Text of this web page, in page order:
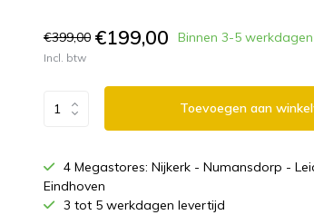
€399,00 €199,00 Binnen 3-5
Incl. btw
Toevoegen aan
4 Megastores: Nijkerk - Numansdorp -
Eindhoven
3 tot 5 werkdagen levertijd